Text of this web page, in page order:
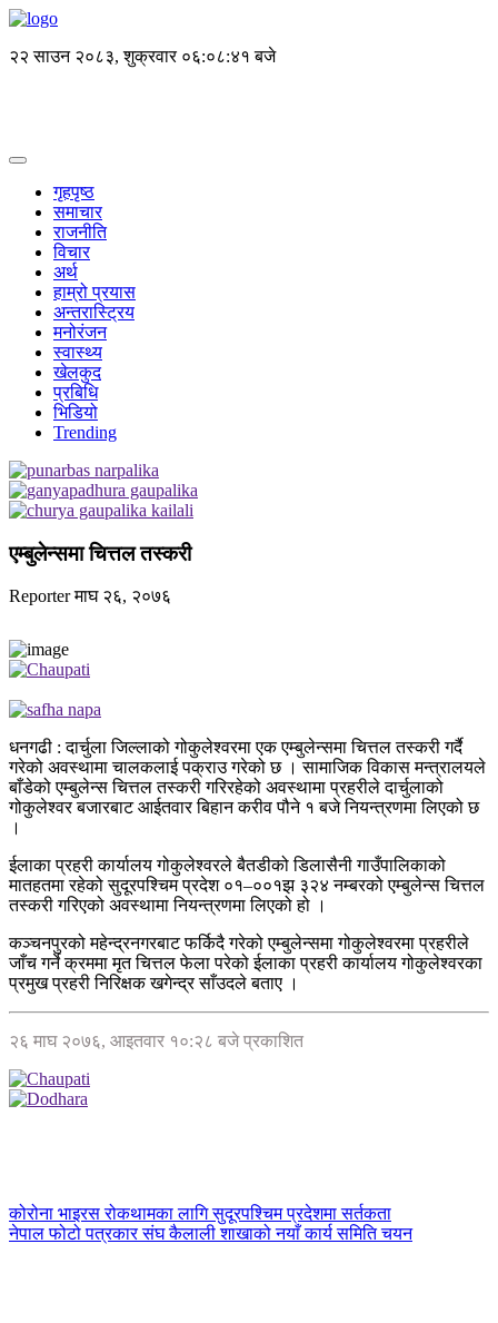
२२ साउन २०८३, शुक्रवार ०६:०८:४१ बजे
गृहपृष्ठ
समाचार
राजनीति
विचार
अर्थ
हाम्रो प्रयास
अन्तरास्ट्रिय
मनोरंजन
स्वास्थ्य
खेलकुद
प्रबिधि
भिडियो
Trending
एम्बुलेन्समा चित्तल तस्करी
Reporterमाघ २६, २०७६
धनगढी : दार्चुला जिल्लाको गोकुलेश्वरमा एक एम्बुलेन्समा चित्तल तस्करी गर्दै
गरेको अवस्थामा चालकलाई पक्राउ गरेको छ । सामाजिक विकास मन्त्रालयले
बाँडेको एम्बुलेन्स चित्तल तस्करी गरिरहेको अवस्थामा प्रहरीले दार्चुलाको
गोकुलेश्वर बजारबाट आईतवार बिहान करीव पौने १ बजे नियन्त्रणमा लिएको छ
।
ईलाका प्रहरी कार्यालय गोकुलेश्वरले बैतडीको डिलासैनी गाउँपालिकाको
मातहतमा रहेको सुदूरपश्चिम प्रदेश ०१–००१झ ३२४ नम्बरको एम्बुलेन्स चित्तल
तस्करी गरिएको अवस्थामा नियन्त्रणमा लिएको हो ।
कञ्चनपुरको महेन्द्रनगरबाट फर्किदै गरेको एम्बुलेन्समा गोकुलेश्वरमा प्रहरीले
जाँच गर्ने क्रममा मृत चित्तल फेला परेको ईलाका प्रहरी कार्यालय गोकुलेश्वरका
प्रमुख प्रहरी निरिक्षक खगेन्द्र साँउदले बताए ।
२६ माघ २०७६, आइतवार १०:२८ बजे प्रकाशित
कोरोना भाइरस रोकथामका लागि सुदूरपश्चिम प्रदेशमा सर्तकता
नेपाल फोटो पत्रकार संघ कैलाली शाखाको नयाँ कार्य समिति चयन